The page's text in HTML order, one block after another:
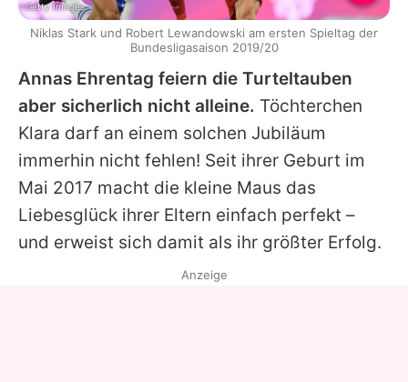
Annas Ehrentag feiern die Turteltauben
aber sicherlich nicht alleine. Töchterchen
Klara darf an einem solchen Jubiläum
immerhin nicht fehlen! Seit ihrer Geburt im
Mai 2017 macht die kleine Maus das
Liebesglück ihrer Eltern einfach perfekt –
und erweist sich damit als ihr größter Erfolg.
Getty Images
Niklas Stark und Robert Lewandowski am ersten Spieltag der
Bundesligasaison 2019/20
Anzeige